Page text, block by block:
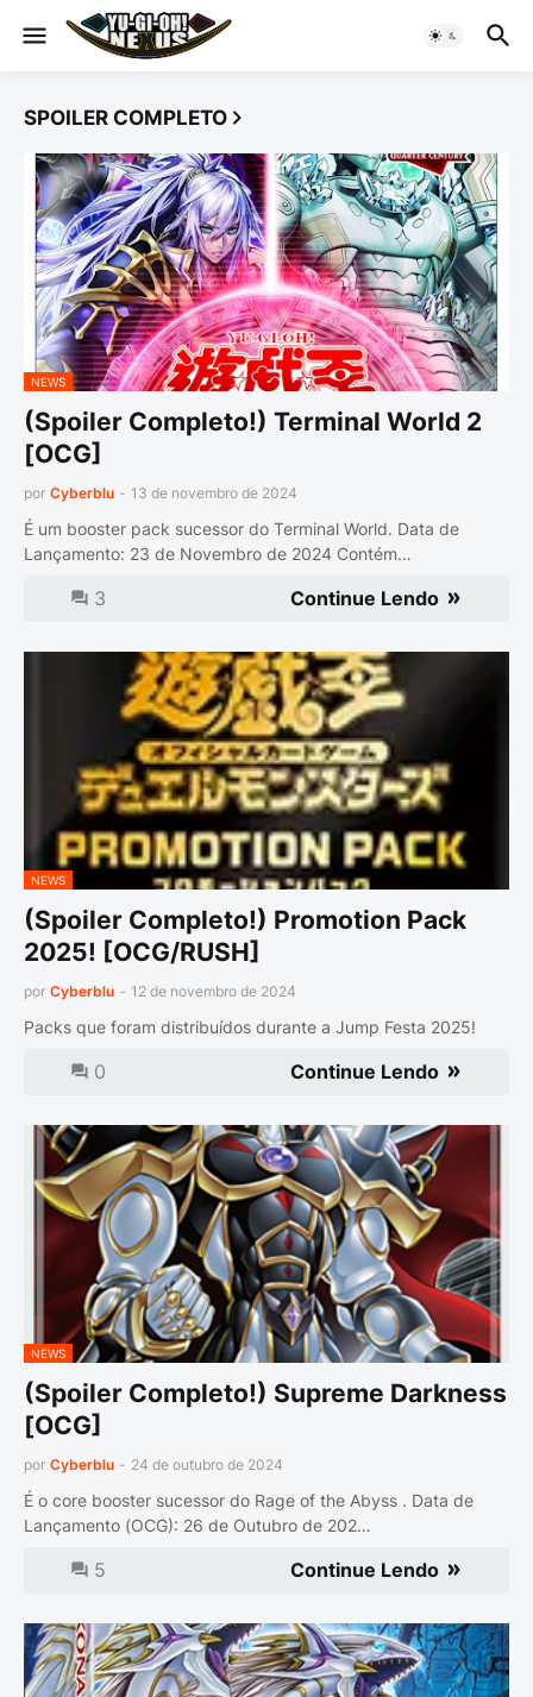
SPOILER COMPLETO
NEWS
(Spoiler Completo!) Terminal World 2
[OCG]
por Cyberblu - 13 de novembro de 2024
É um booster pack sucessor do Terminal World. Data de
Lançamento: 23 de Novembro de 2024 Contém…
3 Continue Lendo
NEWS
(Spoiler Completo!) Promotion Pack
2025! [OCG/RUSH]
por Cyberblu - 12 de novembro de 2024
Packs que foram distribuídos durante a Jump Festa 2025!
0 Continue Lendo
NEWS
(Spoiler Completo!) Supreme Darkness
[OCG]
por Cyberblu - 24 de outubro de 2024
É o core booster sucessor do Rage of the Abyss . Data de
Lançamento (OCG): 26 de Outubro de 202…
5 Continue Lendo